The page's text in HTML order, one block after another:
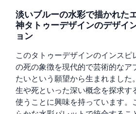
淡いブルーの水彩で描かれた
神タトゥーデザインのデザイ
ョン
このタトゥーデザインのインスピ
の死の象徴を現代的で芸術的なア
たいという願望から生まれました
生や死といった深い概念を探求す
使うことに興味を持っています。